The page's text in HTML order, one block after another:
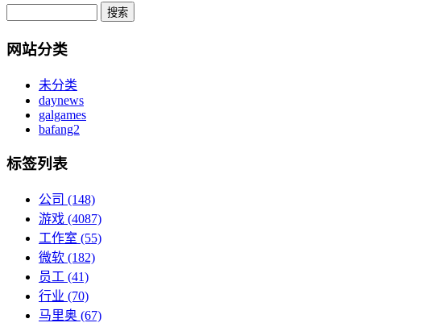
网站分类
未分类
daynews
galgames
bafang2
标签列表
公司 (148)
游戏 (4087)
工作室 (55)
微软 (182)
员工 (41)
行业 (70)
马里奥 (67)